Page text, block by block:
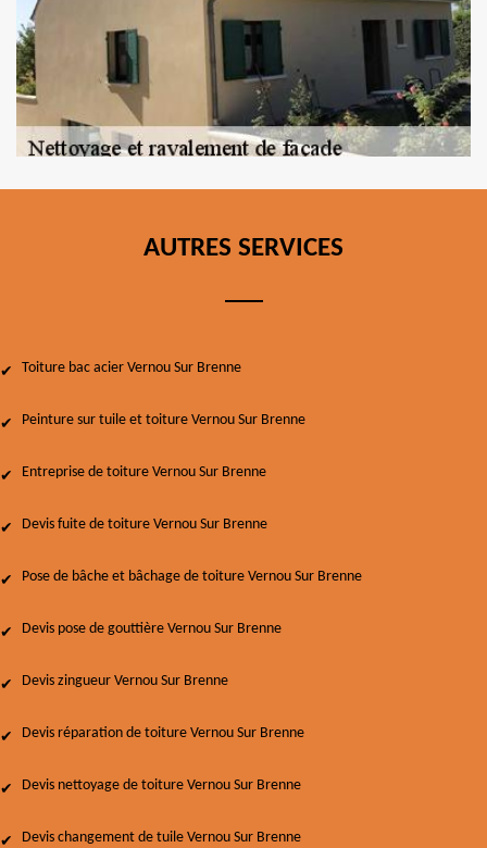
AUTRES SERVICES
Toiture bac acier Vernou Sur Brenne
Peinture sur tuile et toiture Vernou Sur Brenne
Entreprise de toiture Vernou Sur Brenne
Devis fuite de toiture Vernou Sur Brenne
Pose de bâche et bâchage de toiture Vernou Sur Brenne
Devis pose de gouttière Vernou Sur Brenne
Devis zingueur Vernou Sur Brenne
Devis réparation de toiture Vernou Sur Brenne
Devis nettoyage de toiture Vernou Sur Brenne
Devis changement de tuile Vernou Sur Brenne